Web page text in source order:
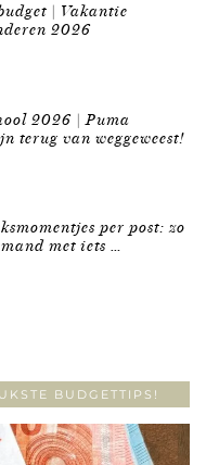
| Vakantie
2026
2026 | Puma
terug van weggeweest!
per post: zo
met iets …
BUDGETTIPS!